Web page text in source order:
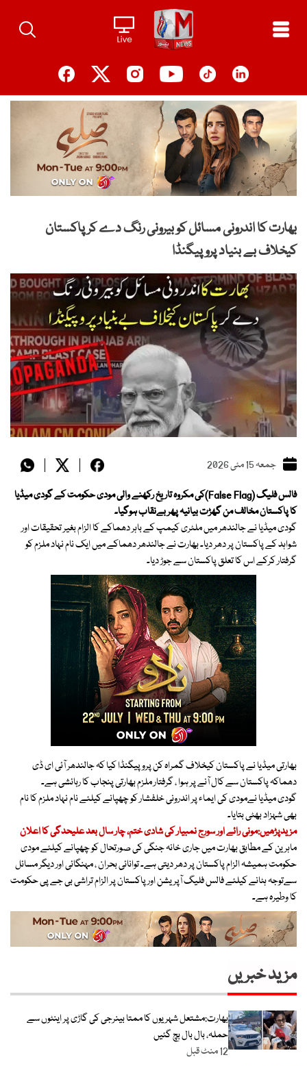
content
بھارت کا اندرونی مسائل کو بیرونی رنگ دے کر پاکستان
کیخلاف بے بنیاد پروپیگنڈا
جمعہ 15 مئی 2026
فالس فلیگ (False Flag)کی مکروہ تاریخ رکھنے والی مودی حکومت کے گودی میڈیا
کا پاکستان مخالف من گھڑت بیانیہ پھر بےنقاب ہوگیا۔
گودی میڈیا نے جالندھر میں ملٹری کیمپ کے باہر دھماکے کا الزام بغیر تحقیقات اور
شواہد کے پاکستان پر دھر دیا۔ بھارت نے جالندھر دھماکے میں ایک نام نہاد ملزم کو
گرفتار کرکے اس کا تعلق پاکستان سے جوڑ دیا۔
بھارتی میڈیا نے پاکستان کیخلاف گمراہ کن پروپیگنڈا کیا کہ جالندھر آئی ای ڈی
دھماکہ پاکستان سے کال آنے پر ہوا ، گرفتار ملزم بھارتی پنجاب کا رہائشی ہے۔
گودی میڈیا نےمودی کی ایماء پر اندرونی خلفشار کو چھپانے کیلئے نام نہاد ملزم کا نام
بھی شہزاد بھٹی بتایا۔
مزیدپڑھیں:مونی رائے اور سورج نمبیار کی شادی ختم، چار سال بعد علیحدگی کا اعلان
ماہرین کے مطابق بھارت میں جاری خانہ جنگی کی صورتحال کو چھپانے کیلئے مودی
حکومت ہمیشہ الزام پاکستان پر دھر دیتی ہے۔ توانائی بحران ، مہنگائی اور دیگر مسائل
سےتوجہ ہٹانے کیلئے فالس فلیگ آپریشن اور پاکستان پر الزام تراشی بی جے پی حکومت
کا وطیرہ ہے۔
مزید خبریں
بھارت:مشتعل شہریوں کا ممتا بینرجی کی گاڑی پر اینٹوں سے
حملہ، بال بال بچ گئیں
12 منٹ قبل